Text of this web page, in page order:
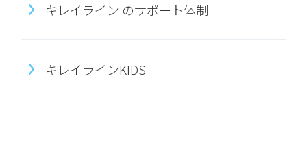
キレイライン のサポート体制
キレイラインKIDS